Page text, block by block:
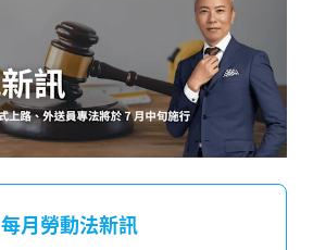
每月勞動法新訊